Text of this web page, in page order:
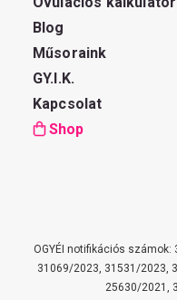
Blog
Műsoraink
GY.I.K.
Kapcsolat
Shop
OGYÉI notifikációs
31069/2023, 31531/2023,
25630/2021,